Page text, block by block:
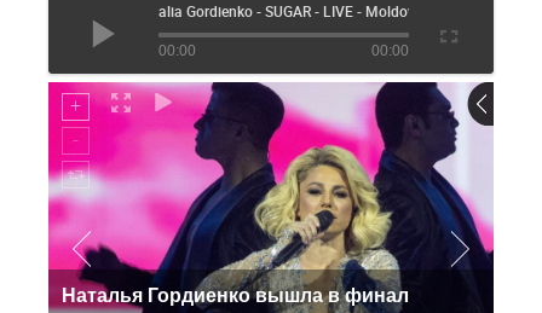
Natalia Gordienko - SUGAR - LIVE - Moldova ?? - Second
00:00 00:00
Наталья Гордиенко вышла в финал